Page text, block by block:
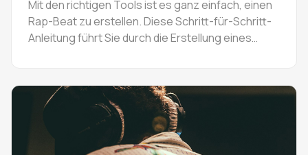
Mit den richtigen Tools ist es ganz einfach, einen
Rap-Beat zu erstellen. Diese Schritt-für-Schritt-
Anleitung führt Sie durch die Erstellung eines